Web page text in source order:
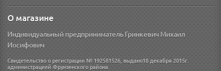
О магазине
Индивидуальный предприниматель Гринкевич Михаил
Иосифович
Свидетельство о регистрации № 192581526, выдано18 декабря 2015г.
администрацией Фрунзенского района.